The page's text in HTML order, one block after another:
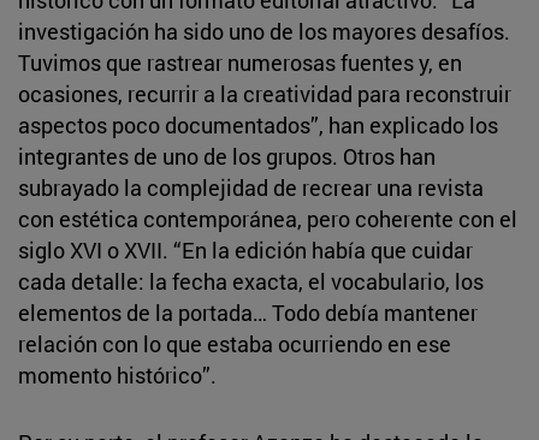
investigación ha sido uno de los mayores desafíos.
Tuvimos que rastrear numerosas fuentes y, en
ocasiones, recurrir a la creatividad para reconstruir
aspectos poco documentados”, han explicado los
integrantes de uno de los grupos. Otros han
subrayado la complejidad de recrear una revista
con estética contemporánea, pero coherente con el
siglo XVI o XVII. “En la edición había que cuidar
cada detalle: la fecha exacta, el vocabulario, los
elementos de la portada… Todo debía mantener
relación con lo que estaba ocurriendo en ese
momento histórico”.